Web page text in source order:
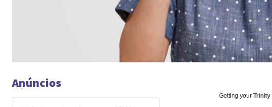
Anúncios
Getting your Trinity